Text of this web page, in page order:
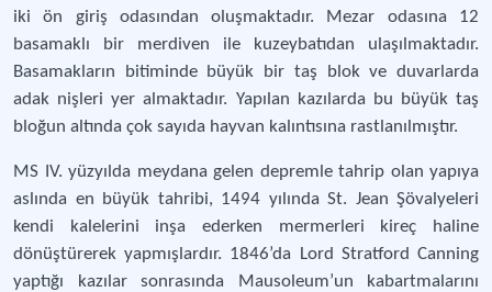
iki ön giriş odasından oluşmaktadır. Mezar odasına 12
basamaklı bir merdiven ile kuzeybatıdan ulaşılmaktadır.
Basamakların bitiminde büyük bir taş blok ve duvarlarda
adak nişleri yer almaktadır. Yapılan kazılarda bu büyük taş
bloğun altında çok sayıda hayvan kalıntısına rastlanılmıştır.
MS IV. yüzyılda meydana gelen depremle tahrip olan yapıya
aslında en büyük tahribi, 1494 yılında St. Jean Şövalyeleri
kendi kalelerini inşa ederken mermerleri kireç haline
dönüştürerek yapmışlardır. 1846’da Lord Stratford Canning
yaptığı kazılar sonrasında Mausoleum’un kabartmalarını